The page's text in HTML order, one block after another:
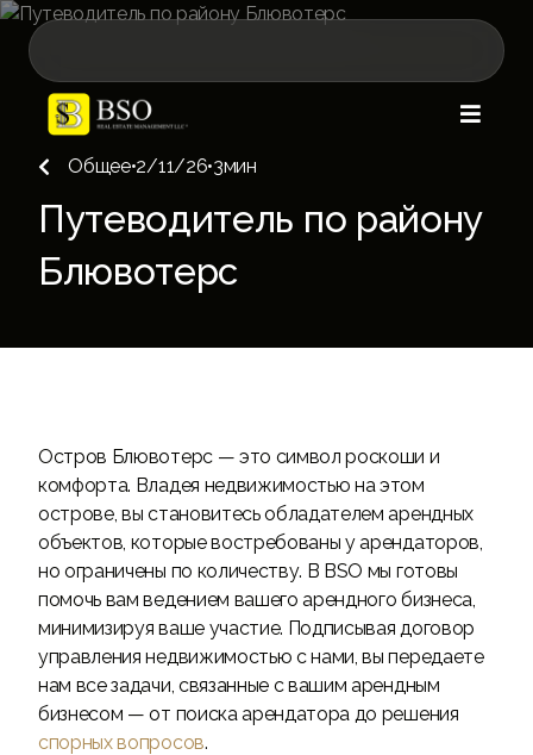

Общее•2/11/26•3мин
Путеводитель по району
Блювотерс
Остров Блювотерс — это символ роскоши и
комфорта. Владея недвижимостью на этом
острове, вы становитесь обладателем арендных
объектов, которые востребованы у арендаторов,
но ограничены по количеству. В BSO мы готовы
помочь вам ведением вашего арендного бизнеса,
минимизируя ваше участие. Подписывая договор
управления недвижимостью с нами, вы передаете
нам все задачи, связанные с вашим арендным
бизнесом — от поиска арендатора до решения
спорных вопросов.